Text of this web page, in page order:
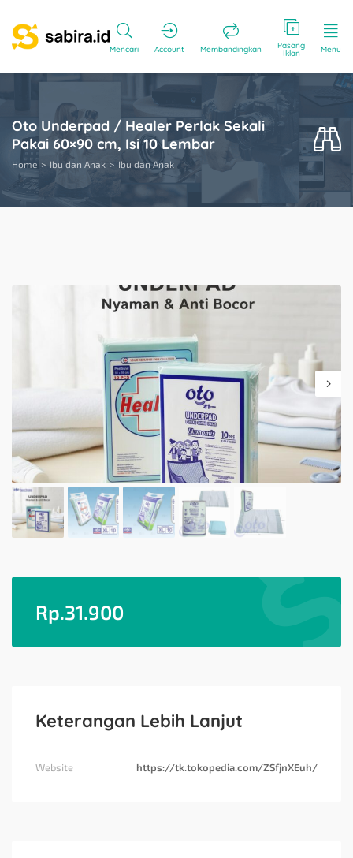
Mencari Account Membandingkan Pasang
Iklan Menu
Oto Underpad / Healer Perlak Sekali
Pakai 60×90 cm, Isi 10 Lembar
Home Ibu dan Anak Ibu dan Anak
Rp.31.900
Keterangan Lebih Lanjut
Website https://tk.tokopedia.com/ZSfjnXEuh/